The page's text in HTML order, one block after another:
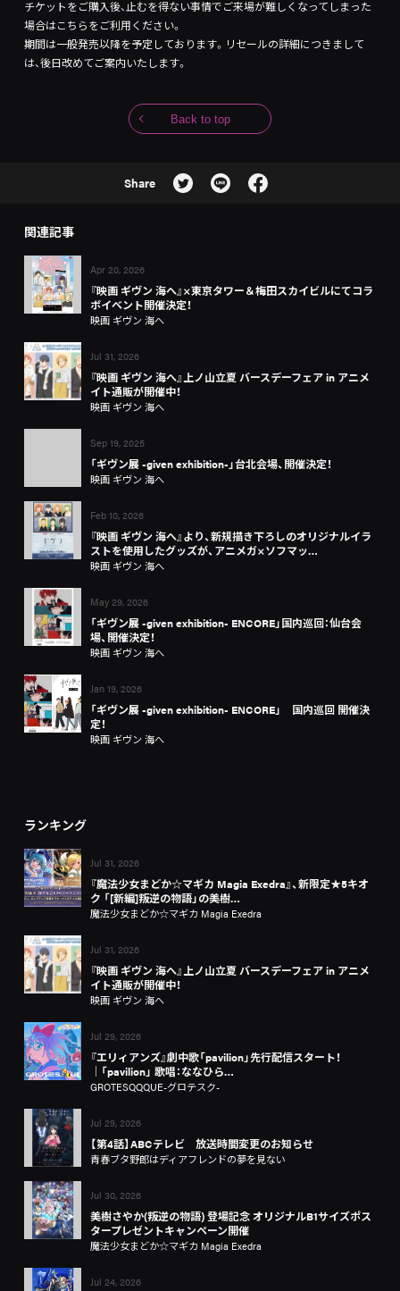
チケットをご購入後、止むを得ない事情でご来場が難しくなってしまった
場合はこちらをご利用ください。
期間は一般発売以降を予定しております。リセールの詳細につきまして
は、後日改めてご案内いたします。
Back to top
Share
関連記事
Apr 20, 2026
『映画 ギヴン 海へ』×東京タワー＆梅田スカイビルにてコラ
ボイベント開催決定！
映画 ギヴン 海へ
Jul 31, 2026
『映画 ギヴン 海へ』上ノ山立夏 バースデーフェア in アニメ
イト通販が開催中！
映画 ギヴン 海へ
Sep 19, 2025
「ギヴン展 -given exhibition-」台北会場、開催決定！
映画 ギヴン 海へ
Feb 10, 2026
『映画 ギヴン 海へ』より、新規描き下ろしのオリジナルイラ
ストを使用したグッズが、アニメガ×ソフマッ…
映画 ギヴン 海へ
May 29, 2026
「ギヴン展 -given exhibition- ENCORE」国内巡回：仙台会
場、開催決定！
映画 ギヴン 海へ
Jan 19, 2026
「ギヴン展 -given exhibition- ENCORE」 国内巡回 開催決
定！
映画 ギヴン 海へ
ランキング
Jul 31, 2026
『魔法少女まどか☆マギカ Magia Exedra』、新限定★5キオ
ク 「[新編]叛逆の物語」の美樹…
魔法少女まどか☆マギカ Magia Exedra
Jul 31, 2026
『映画 ギヴン 海へ』上ノ山立夏 バースデーフェア in アニメ
イト通販が開催中！
映画 ギヴン 海へ
Jul 29, 2026
『エリィアンズ』劇中歌「pavilion」先行配信スタート！
│「pavilion」 歌唱：ななひら…
GROTESQQQUE-グロテスク-
Jul 29, 2026
【第4話】ABCテレビ 放送時間変更のお知らせ
青春ブタ野郎はディアフレンドの夢を見ない
Jul 30, 2026
美樹さやか(叛逆の物語) 登場記念 オリジナルB1サイズポス
タープレゼントキャンペーン開催
魔法少女まどか☆マギカ Magia Exedra
Jul 24, 2026